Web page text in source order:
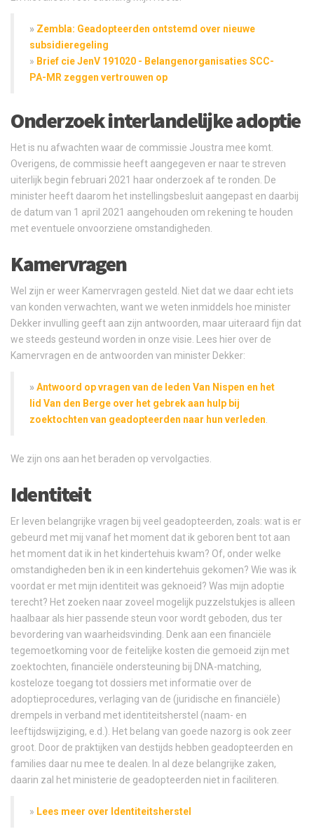
» Zembla: Geadopteerden ontstemd over nieuwe
subsidieregeling
» Brief cie JenV 191020 - Belangenorganisaties SCC-
PA-MR zeggen vertrouwen op
Onderzoek interlandelijke adoptie
Het is nu afwachten waar de commissie Joustra mee komt.
Overigens, de commissie heeft aangegeven er naar te streven
uiterlijk begin februari 2021 haar onderzoek af te ronden. De
minister heeft daarom het instellingsbesluit aangepast en daarbij
de datum van 1 april 2021 aangehouden om rekening te houden
met eventuele onvoorziene omstandigheden.
Kamervragen
Wel zijn er weer Kamervragen gesteld. Niet dat we daar echt iets
van konden verwachten, want we weten inmiddels hoe minister
Dekker invulling geeft aan zijn antwoorden, maar uiteraard fijn dat
we steeds gesteund worden in onze visie. Lees hier over de
Kamervragen en de antwoorden van minister Dekker:
»Antwoord op vragen van de leden Van Nispen en het
lid Van den Berge over het gebrek aan hulp bij
zoektochten van geadopteerden naar hun verleden
We zijn ons aan het beraden op vervolgacties.
Identiteit
Er leven belangrijke vragen bij veel geadopteerden, zoals: wat is er
gebeurd met mij vanaf het moment dat ik geboren bent tot aan
het moment dat ik in het kindertehuis kwam? Of, onder welke
omstandigheden ben ik in een kindertehuis gekomen? Wie was ik
voordat er met mijn identiteit was geknoeid? Was mijn adoptie
terecht? Het zoeken naar zoveel mogelijk puzzelstukjes is alleen
haalbaar als hier passende steun voor wordt geboden, dus ter
bevordering van waarheidsvinding. Denk aan een financiële
tegemoetkoming voor de feitelijke kosten die gemoeid zijn met
zoektochten, financiële ondersteuning bij DNA-matching,
kosteloze toegang tot dossiers met informatie over de
adoptieprocedures, verlaging van de (juridische en financiële)
drempels in verband met identiteitsherstel (naam- en
leeftijdswijziging, e.d.). Het belang van goede nazorg is ook zeer
groot. Door de praktijken van destijds hebben geadopteerden en
families daar nu mee te dealen. In al deze belangrijke zaken,
daarin zal het ministerie de geadopteerden niet in faciliteren.
» Lees meer over Identiteitsherstel